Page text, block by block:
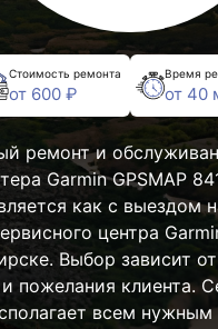
Стоимость ремонта
от 600 ₽
Время
от 40
ремонт и
Garmin GPSMAP
как с выездом
центра
Выбор зависит
пожелания клиента.
всем нужным